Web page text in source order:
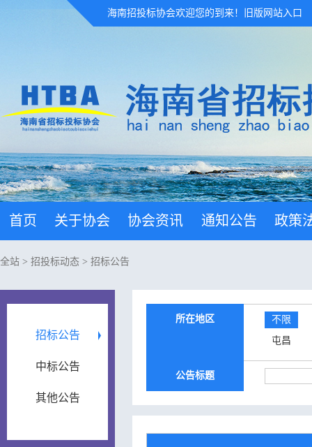
海南招投标协会欢迎您的到来！ 旧版网站入口
首页 关于协会 协会资讯 通知公告 政策
全站 > 招投标动态 > 招标公告
招标公告
中标公告
其他公告
所在地区
不限
屯昌
公告标题